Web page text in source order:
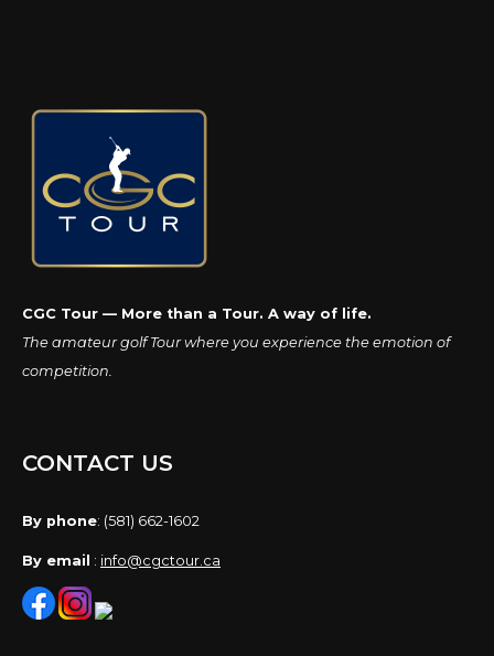
CGC Tour — More than a Tour. A way of life.
The amateur golf Tour where you experience the emotion of
competition.
CONTACT US
By phone: (581) 662-1602
By email : info@cgctour.ca